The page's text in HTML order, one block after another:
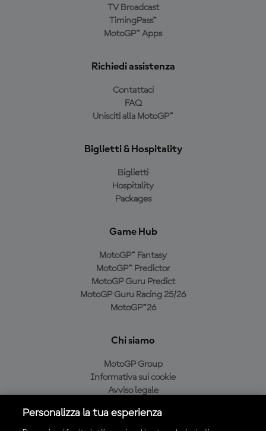
TV Broadcast
TimingPass™
MotoGP™ Apps
Richiedi assistenza
Contattaci
FAQ
Unisciti alla MotoGP™
Biglietti & Hospitality
Biglietti
Hospitality
Packages
Game Hub
MotoGP™ Fantasy
MotoGP™ Predictor
MotoGP Guru Predict
MotoGP Guru Racing 25/26
MotoGP™26
Chi siamo
MotoGP Group
Informativa sui cookie
Avviso legale
Condizioni di acquisto
Personalizza la tua esperienza